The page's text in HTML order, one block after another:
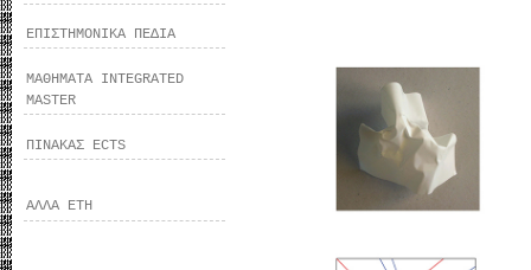
ΕΠΙΣΤΗΜΟΝΙΚΑ ΠΕΔΙΑ
ΜΑΘΗΜΑΤΑ INTEGRATED
MASTER
ΠΙΝΑΚΑΣ ECTS
ΑΛΛΑ ΕΤΗ